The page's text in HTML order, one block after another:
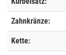
Zahnkränze:
Kette: